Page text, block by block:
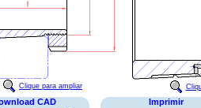
Clique para ampliar
CAD
Imprimir